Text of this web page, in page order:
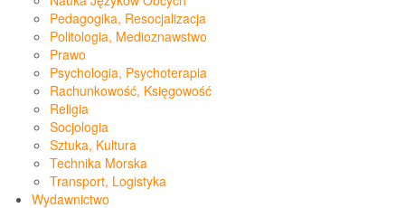
Pedagogika, Resocjalizacja
Politologia, Medioznawstwo
Prawo
Psychologia, Psychoterapia
Rachunkowość, Księgowość
Religia
Socjologia
Sztuka, Kultura
Technika Morska
Transport, Logistyka
Wydawnictwo